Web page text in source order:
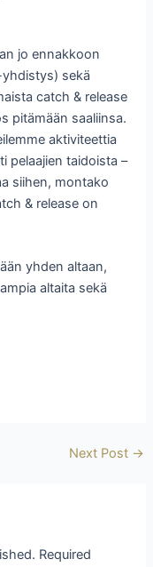
jo ennakkoon
sekä
catch & release
pitämään saaliinsa.
aktiviteettia
pelaajien taidoista –
siihen, montako
& release on
yhden altaan,
altaita sekä
Next Post →
Required